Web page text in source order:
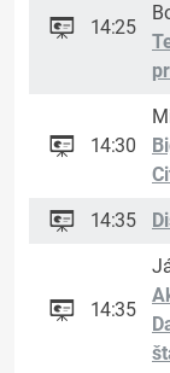
14:25
14:30
14:35
14:35